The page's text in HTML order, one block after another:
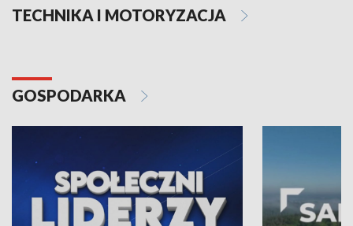
TECHNIKA I MOTORYZACJA
GOSPODARKA